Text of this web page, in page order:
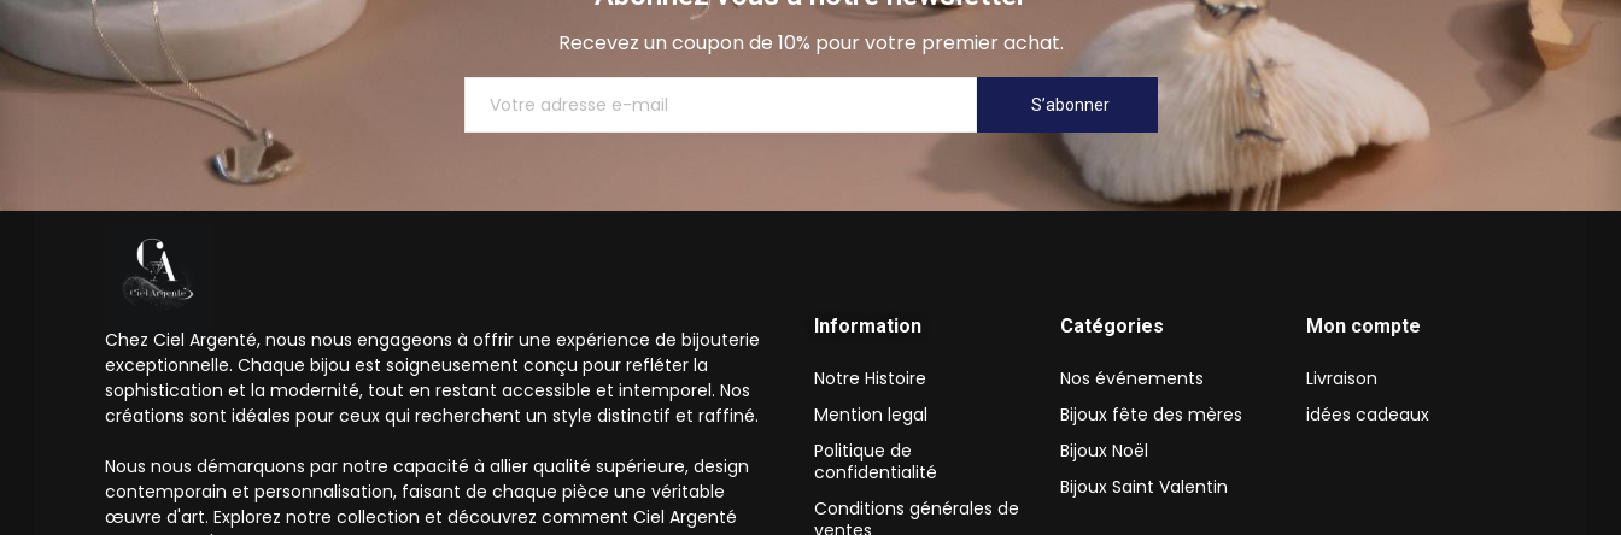
Recevez un coupon de 10% pour votre premier achat.
S’abonner
Chez Ciel Argenté, nous nous engageons à offrir une expérience de bijouterie
exceptionnelle. Chaque bijou est soigneusement conçu pour refléter la
sophistication et la modernité, tout en restant accessible et intemporel. Nos
créations sont idéales pour ceux qui recherchent un style distinctif et raffiné.
Nous nous démarquons par notre capacité à allier qualité supérieure, design
contemporain et personnalisation, faisant de chaque pièce une véritable
œuvre d'art. Explorez notre collection et découvrez comment Ciel Argenté
Information
Notre Histoire
Mention legal
Politique de
confidentialité
Conditions générales de
Catégories
Nos événements
Bijoux fête des mères
Bijoux Noël
Bijoux Saint Valentin
Mon compte
Livraison
idées cadeaux